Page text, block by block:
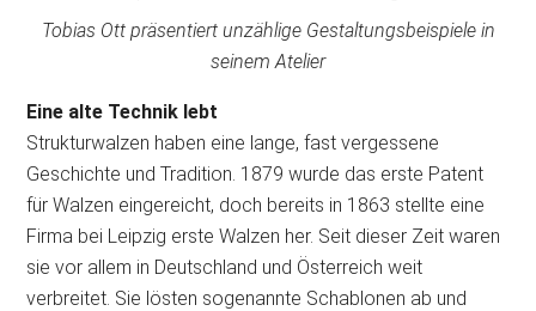
Tobias Ott präsentiert unzählige Gestaltungsbeispiele in
seinem Atelier
Eine alte Technik lebt
Strukturwalzen haben eine lange, fast vergessene
Geschichte und Tradition. 1879 wurde das erste Patent
für Walzen eingereicht, doch bereits in 1863 stellte eine
Firma bei Leipzig erste Walzen her. Seit dieser Zeit waren
sie vor allem in Deutschland und Österreich weit
verbreitet. Sie lösten sogenannte Schablonen ab und